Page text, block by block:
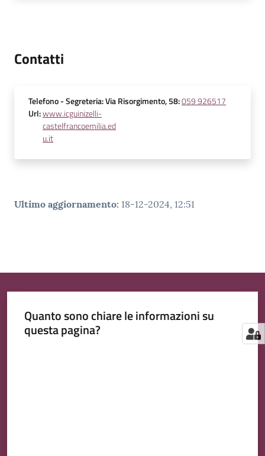
Contatti
Telefono- Segreteria: Via Risorgimento, 58:059 926517
Url:www.icguinizelli-
castelfrancoemilia.ed
u.it
Ultimo aggiornamento: 18-12-2024, 12:51
Quanto sono chiare le informazioni su
questa pagina?